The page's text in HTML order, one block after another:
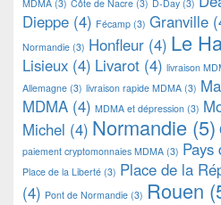
MDMA (3) Côte de Nacre (3) D-Day (3)
Dieppe (4) Fécamp (3) Granville
Normandie (3) Honfleur (4) Le
Lisieux (4) Livarot (4) livraison
Allemagne (3) livraison rapide MDMA (3)
MDMA (4) MDMA et dépression (3)
Michel (4) Normandie (5)
paiement cryptomonnaies MDMA (3) Pays
Place de la Liberté (3) Place de la
(4) Pont de Normandie (3) Rouen